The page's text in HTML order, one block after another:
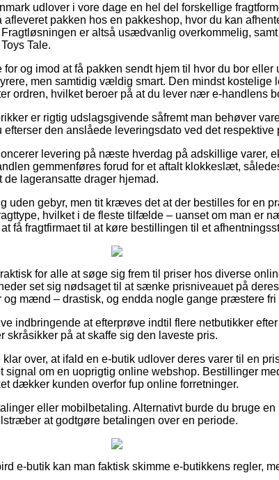
udlover i vore dage en hel del forskellige
afleveret pakken hos en pakkeshop, hvor du kan
er altså usædvanlig overkommelig,
Tale.
og imod at få pakken sendt hjem til hvor du bor eller
men samtidig vældig smart. Den mindst kostelige
ordren, hvilket beroer på at du lever nær e-handlens
er rigtig udslagsgivende såfremt man behøver
den anslåede leveringsdato ved det respektive
levering på næste hverdag på adskillige varer,
gemmenføres forud for et aftalt klokkeslæt,
de lageransatte drager hjemad.
uden gebyr, men tit kræves det at der bestilles for en
hvilket i de fleste tilfælde – uanset om man er
få fragtfirmaet til at køre bestillingen til et
for alle at søge sig frem til priser hos diverse
set sig nødsaget til at sænke prisniveauet på
og mænd – drastisk, og endda nogle gange præstere fri
indbringende at efterprøve indtil flere netbutikker
skråsikker på at skaffe sig den laveste pris.
over, at ifald en e-butik udlover deres varer til en
signal om en uoprigtig online webshop. Bestillinger
dækker kunden overfor fup online forretninger.
eller mobilbetaling. Alternativt burde du bruge
at godtgøre betalingen over en periode.
e-butik kan man faktisk skimme e-butikkens regler,